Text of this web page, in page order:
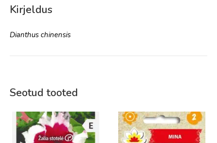
Kirjeldus
Dianthus chinensis
Seotud tooted